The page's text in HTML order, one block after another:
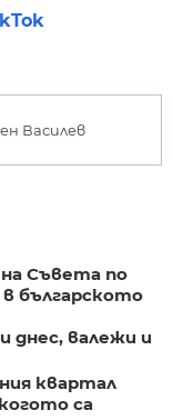
Василев
на Съвета по
българското
днес, валежи и
квартал
са